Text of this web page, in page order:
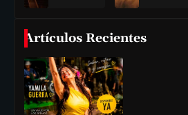
Artículos Recientes